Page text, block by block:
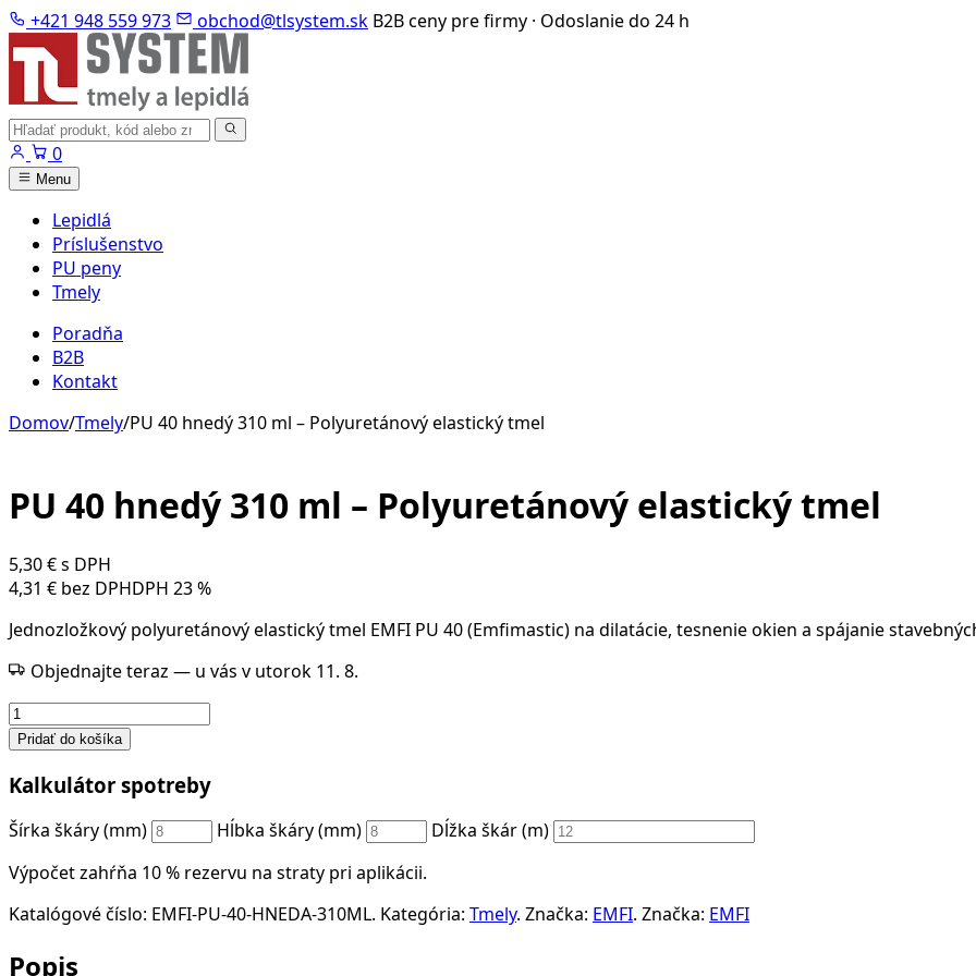
Preskočiť
na
obsah
+421 948 559 973 obchod@tlsystem.sk B2B ceny pre firmy · Odoslanie do 24 h
Hľadať
produkty
0
Menu
Lepidlá
Príslušenstvo
PU peny
Tmely
Poradňa
B2B
Kontakt
Domov/Tmely/PU 40 hnedý 310 ml – Polyuretánový elastický tmel
PU 40 hnedý 310 ml – Polyuretánový elastický tmel
5,30€s DPH
4,31 € bez DPHDPH 23 %
Jednozložkový polyuretánový elastický tmel EMFI PU 40 (Emfimastic) na dilatácie, tesnenie okien a spájanie
Objednajte teraz — u vás v utorok 11. 8.
množstvo
PU
hnedý
ml
Polyuretánový
elastický
tmel
Pridať do košíka
Kalkulátor spotreby
Šírka škáry (mm) Hĺbka škáry (mm)
Dĺžka škár (m)
Výpočet zahŕňa 10 % rezervu na straty pri aplikácii.
Katalógové číslo: EMFI-PU-40-HNEDA-310ML. Kategória: Tmely. Značka: EMFI. Značka: EMFI
Popis